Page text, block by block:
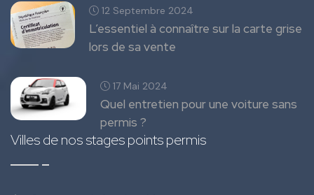
Villes de nos stages points permis
12 Septembre 2024
L’essentiel à connaître sur la carte grise
lors de sa vente
17 Mai 2024
Quel entretien pour une voiture sans
permis ?